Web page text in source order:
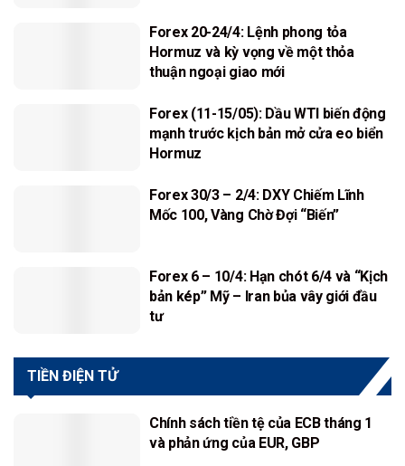
Forex 20-24/4: Lệnh phong tỏa
Hormuz và kỳ vọng về một thỏa
thuận ngoại giao mới
Forex (11-15/05): Dầu WTI biến động
mạnh trước kịch bản mở cửa eo biển
Hormuz
Forex 30/3 – 2/4: DXY Chiếm Lĩnh
Mốc 100, Vàng Chờ Đợi “Biến”
Forex 6 – 10/4: Hạn chót 6/4 và “Kịch
bản kép” Mỹ – Iran bủa vây giới đầu
tư
TIỀN ĐIỆN TỬ
Chính sách tiền tệ của ECB tháng 1
và phản ứng của EUR, GBP